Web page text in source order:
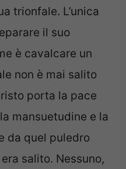
trionfale. L’unica
il suo
è cavalcare un
non è mai salito
porta la pace
mansuetudine e la
da quel puledro
salito. Nessuno,